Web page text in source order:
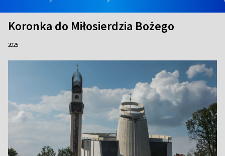
Koronka do Miłosierdzia Bożego
2025